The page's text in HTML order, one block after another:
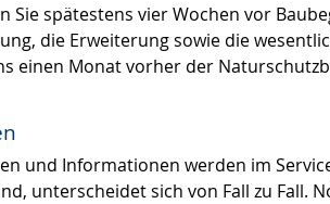
Sie spätestens vier Wochen vor
die Erweiterung sowie die
einen Monat vorher der
und Informationen werden im
unterscheidet sich von Fall zu Fall.